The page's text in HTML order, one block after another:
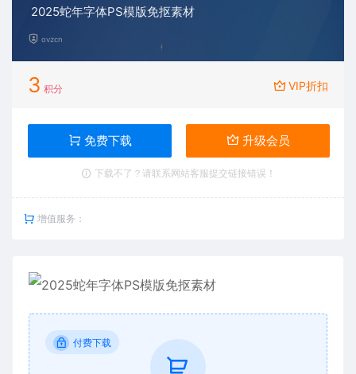
2025蛇年字体PS模版免抠素材
ovzcn
3 积分 VIP折扣
免费下载 升级会员
下载不了？请联系网站客服提交链接错误！
增值服务：
付费下载